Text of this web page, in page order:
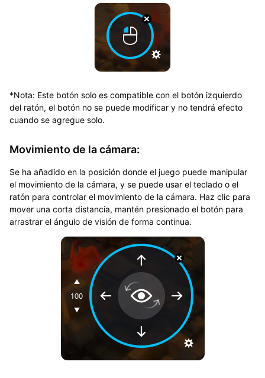
*Nota: Este botón solo es compatible con el botón izquierdo
del ratón, el botón no se puede modificar y no tendrá efecto
cuando se agregue solo.
Movimiento de la cámara:
Se ha añadido en la posición donde el juego puede manipular
el movimiento de la cámara, y se puede usar el teclado o el
ratón para controlar el movimiento de la cámara. Haz clic para
mover una corta distancia, mantén presionado el botón para
arrastrar el ángulo de visión de forma continua.